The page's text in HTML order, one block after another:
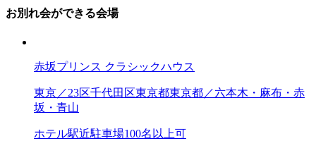
お別れ会ができる会場
赤坂プリンス クラシックハウス
東京／23区千代田区東京都東京都／六本木・麻布・赤
坂・青山
ホテル駅近駐車場100名以上可